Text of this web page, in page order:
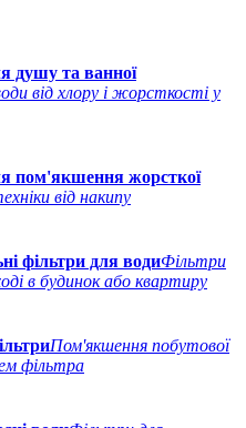
душу та ванної
від хлору і жорсткості у
пом'якшення жорсткої
від накипу
фільтри для водиФільтри
в будинок або квартиру
Пом'якшення побутової
фільтра